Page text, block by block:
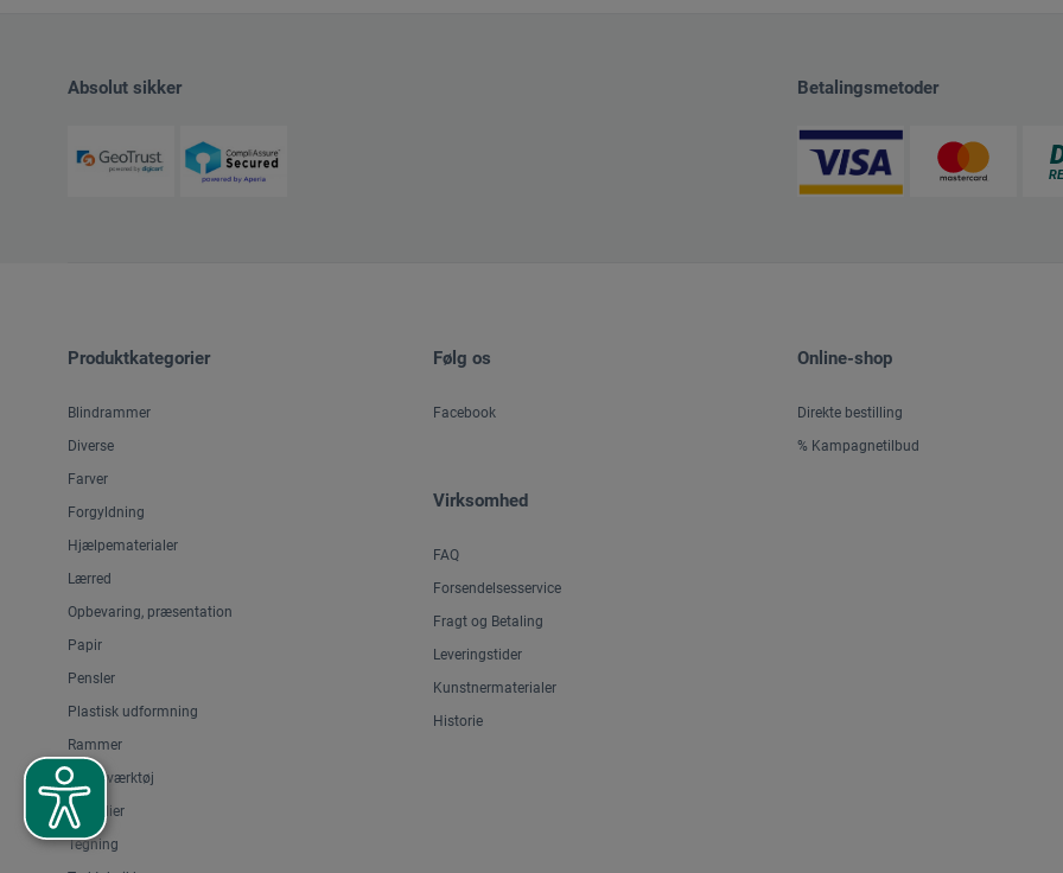
Absolut sikker Betalingsmetoder
Produktkategorier
Blindrammer
Diverse
Farver
Forgyldning
Hjælpematerialer
Lærred
Opbevaring, præsentation
Papir
Pensler
Plastisk udformning
Rammer
Skæreværktøj
Staffelier
Tegning
Følg os
Facebook
Virksomhed
FAQ
Forsendelsesservice
Fragt og Betaling
Leveringstider
Kunstnermaterialer
Historie
Online-shop
Direkte bestilling
% Kampagnetilbud